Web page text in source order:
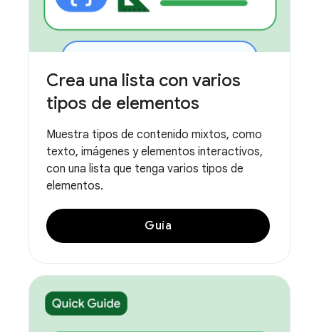
Crea una lista con varios
tipos de elementos
Muestra tipos de contenido mixtos, como
texto, imágenes y elementos interactivos,
con una lista que tenga varios tipos de
elementos.
Guía